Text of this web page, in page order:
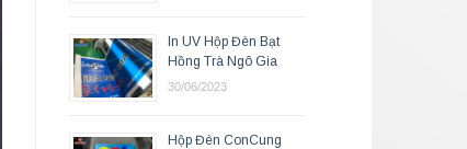
In UV Hộp Đèn Bạt
Hồng Trà Ngô Gia
30/06/2023
Hộp Đèn ConCung